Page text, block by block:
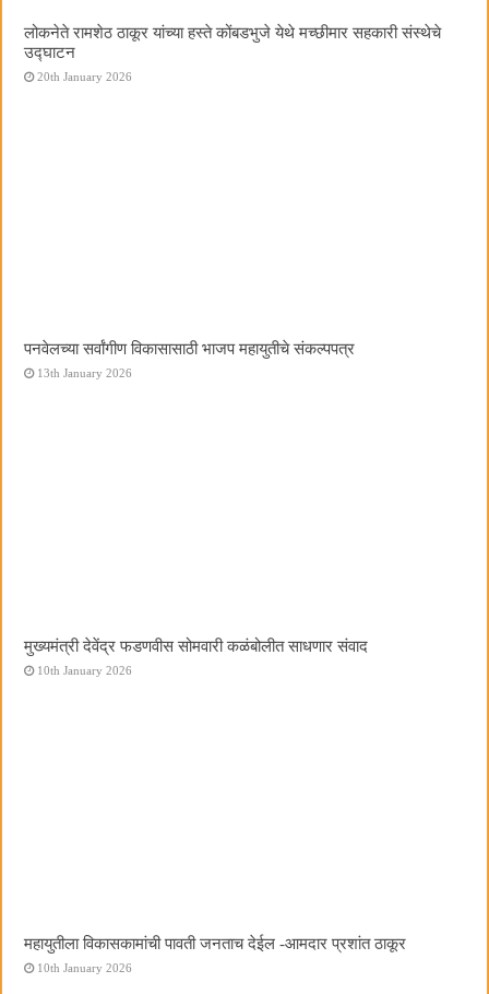
लोकनेते रामशेठ ठाकूर यांच्या हस्ते कोंबडभुजे येथे मच्छीमार सहकारी संस्थेचे
उद्घाटन
20th January 2026
पनवेलच्या सर्वांगीण विकासासाठी भाजप महायुतीचे संकल्पपत्र
13th January 2026
मुख्यमंत्री देवेंद्र फडणवीस सोमवारी कळंबोलीत साधणार संवाद
10th January 2026
महायुतीला विकासकामांची पावती जनताच देईल -आमदार प्रशांत ठाकूर
10th January 2026